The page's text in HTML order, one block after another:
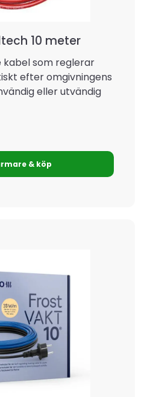
10 meter
kabel som reglerar
efter omgivningens
eller utvändig
& köp